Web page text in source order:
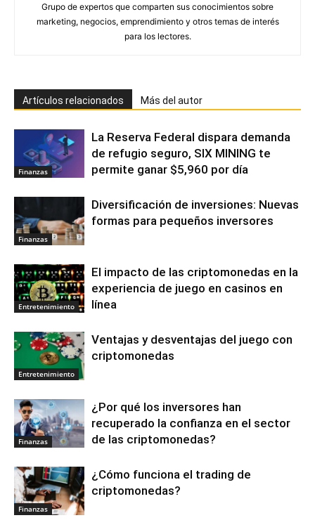
Grupo de expertos que comparten sus conocimientos sobre
marketing, negocios, emprendimiento y otros temas de interés
para los lectores.
Artículos relacionados Más del autor
Finanzas
La Reserva Federal dispara demanda
de refugio seguro, SIX MINING te
permite ganar $5,960 por día
Finanzas
Diversificación de inversiones: Nuevas
formas para pequeños inversores
Entretenimiento
El impacto de las criptomonedas en la
experiencia de juego en casinos en
línea
Entretenimiento
Ventajas y desventajas del juego con
criptomonedas
Finanzas
¿Por qué los inversores han
recuperado la confianza en el sector
de las criptomonedas?
Finanzas
¿Cómo funciona el trading de
criptomonedas?